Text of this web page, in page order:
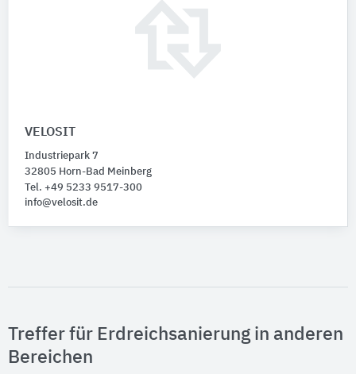
VELOSIT
Industriepark 7
32805 Horn-Bad Meinberg
Tel. +49 5233 9517-300
info@velosit.de
Treffer für Erdreichsanierung in anderen
Bereichen